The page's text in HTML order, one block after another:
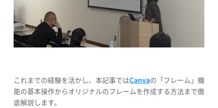
これまでの経験を活かし、本記事ではCanvaの「フレーム」機
能の基本操作からオリジナルのフレームを作成する方法まで徹
底解説します。